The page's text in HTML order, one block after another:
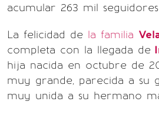
acumular 263 mil
La felicidad de la familia
completa con la llegada de
hija nacida en octubre de
muy grande, parecida a su
muy unida a su hermano